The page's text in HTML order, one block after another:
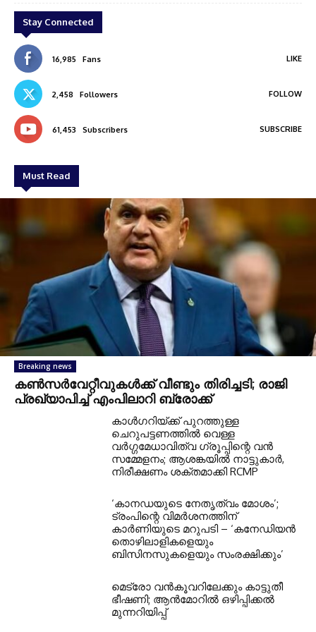
Stay Connected
16,985 Fans LIKE
2,458 Followers FOLLOW
61,453 Subscribers SUBSCRIBE
Must Read
Breaking news
കണ്‍സര്‍വേറ്റീവുകള്‍ക്ക് വീണ്ടും തിരിച്ചടി; രാജി
പ്രഖ്യാപിച്ച് എംപിലാറി ബ്രോക്ക്
കാൾഗറിയ്ക്ക് പുറത്തുള്ള
ചെറുപട്ടണത്തിൽ വെള്ള
വർഗ്ഗമേധാവിത്വ ഗ്രൂപ്പിന്റെ വൻ
സമ്മേളനം; ആശങ്കയിൽ നാട്ടുകാർ,
നിരീക്ഷണം ശക്തമാക്കി RCMP
‘കാനഡയുടെ നേതൃത്വം മോശം’;
ട്രംപിന്റെ വിമർശനത്തിന്
കാർണിയുടെ മറുപടി – ‘കനേഡിയൻ
തൊഴിലാളികളെയും
ബിസിനസുകളെയും സംരക്ഷിക്കും’
മെട്രോ വൻകൂവറിലേക്കും കാട്ടുതീ
ഭീഷണി; ആൻമോറിൽ ഒഴിപ്പിക്കൽ
മുന്നറിയിപ്പ്